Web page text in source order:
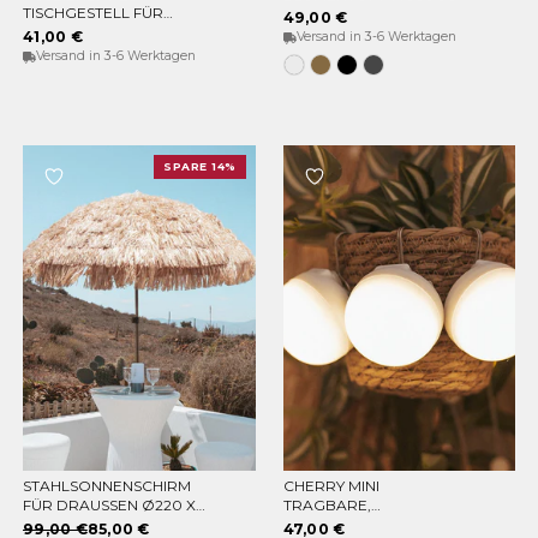
TISCHGESTELL FÜR
GIRLANDEN GARLAND
LIFT
41,00 €
Versand in 3-6 Werktagen
49,00 €
Versand in 3-6 Werktagen
WeissBronzeSchwarz
Anthrazit
SPARE 14%
IN DEN WARENKORB
STAHLSONNENSCHIRM
FÜR DRAUSSEN Ø220 X 2
30CM
99,00 €85,00 €
IN DEN WARENKORB
CHERRY MINI
TRAGBARE,
WIEDERAUFLADBARE
47,00 €